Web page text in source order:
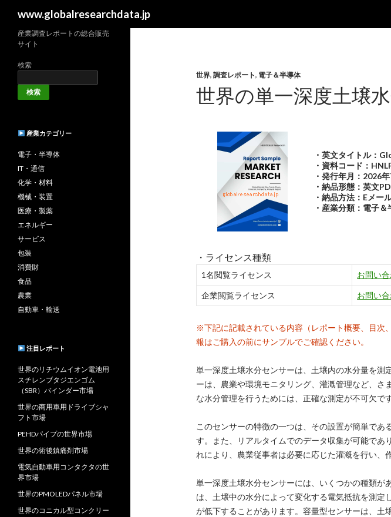
www.globalresearchdata.jp
世界,調査レポート, 電子＆半導体
世界の単一深度土壌
・英文タイトル：
・資料コード：
・発行年月：2026
・納品形態：英文
・納品方法：Eメー
・産業分類：電子＆
・ライセンス種類
1名閲覧ライセンス お問い
企業閲覧ライセンス お問い
※下記に記載されている内容（レポート概要、目次
報はご購入の前にサンプルでご確認ください。
単一深度土壌水分センサーは、土壌内の水分量を
ーは、農業や環境モニタリング、灌漑管理など、
な水分管理を行うためには、正確な測定が不可欠です
このセンサーの特徴の一つは、その設置が簡単で
す。また、リアルタイムでのデータ収集が可能であ
れにより、農業従事者は必要に応じた灌漑を行い、
単一深度土壌水分センサーには、いくつかの種類
は、土壌中の水分によって変化する電気抵抗を測
が低下することがあります。容量型センサーは、土
産業調査レポートの総合販売
サイト
検索
検索
産業カテゴリー
電子・半導体
IT・通信
化学・材料
機械・装置
医療・製薬
エネルギー
サービス
包装
消費財
食品
農業
自動車・輸送
注目レポート
世界のリチウムイオン電池用
スチレンブタジエンゴム
（SBR）バインダー市場
世界の商用車用ドライブシャ
フト市場
PEHDパイプの世界市場
世界の術後鎮痛剤市場
電気自動車用コンタクタの世
界市場
世界のPMOLEDパネル市場
世界のコニカル型コンクリー